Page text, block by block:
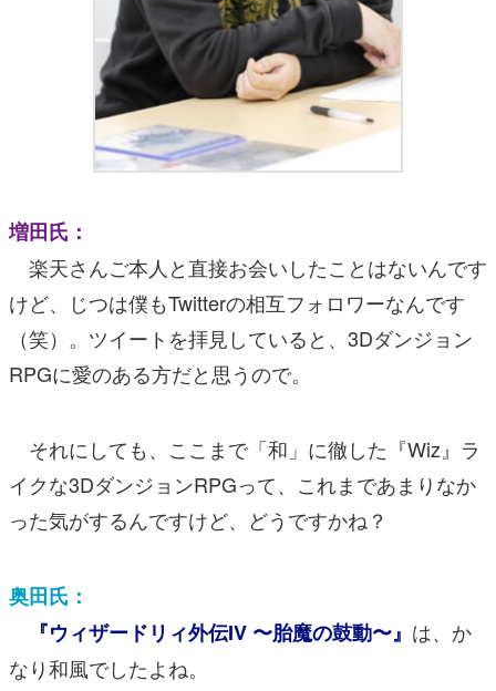
増田氏：
楽天さんご本人と直接お会いしたことはないんです
けど、じつは僕もTwitterの相互フォロワーなんです
（笑）。ツイートを拝見していると、3Dダンジョン
RPGに愛のある方だと思うので。
それにしても、ここまで「和」に徹した『Wiz』ラ
イクな3DダンジョンRPGって、これまであまりなか
った気がするんですけど、どうですかね？
奥田氏：
『ウィザードリィ外伝IV 〜胎魔の鼓動〜』 は、か
なり和風でしたよね。